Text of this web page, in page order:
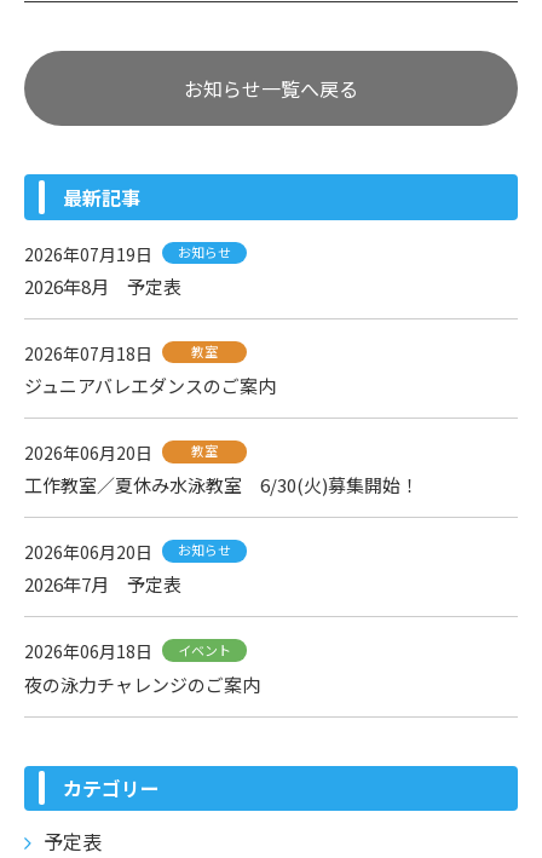
お知らせ一覧へ戻る
最新記事
2026年07月19日 お知らせ
2026年8月 予定表
2026年07月18日 教室
ジュニアバレエダンスのご案内
2026年06月20日 教室
工作教室／夏休み水泳教室 6/30(火)募集開始！
2026年06月20日 お知らせ
2026年7月 予定表
2026年06月18日 イベント
夜の泳力チャレンジのご案内
カテゴリー
予定表